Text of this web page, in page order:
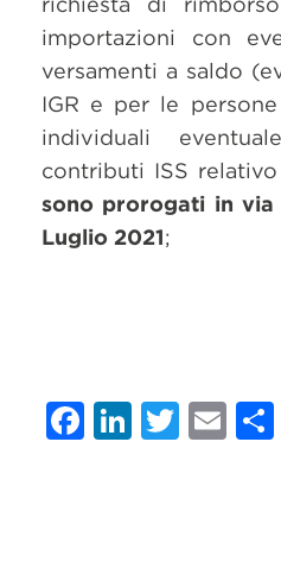
importazioni con
versamenti a saldo
IGR e per le
individuali
contributi ISS
sono prorogati in
Luglio 2021;
Facebook
LinkedIn